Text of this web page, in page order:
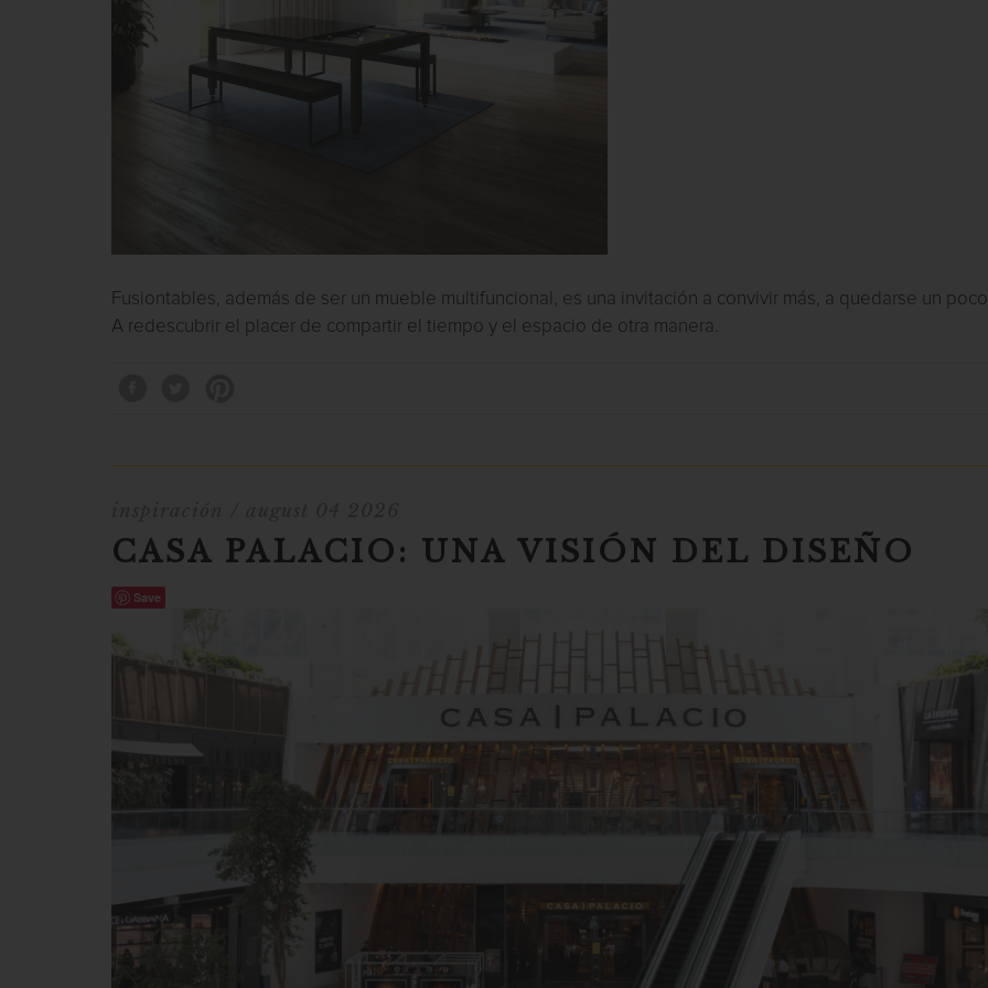
Fusiontables, además de ser un mueble multifuncional, es una invitación a convivir más, a quedarse un
A redescubrir el placer de compartir el tiempo y el espacio de otra manera.
CASA PALACIO: UNA VISIÓN DEL DISEÑO
Save